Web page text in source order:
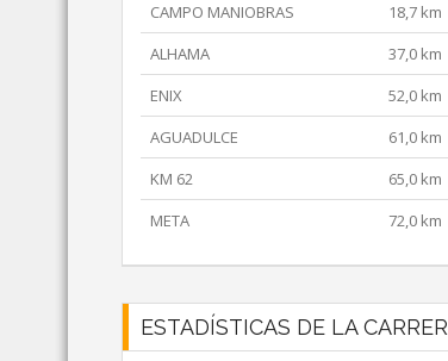
CAMPO MANIOBRAS
18,7 km
ALHAMA
37,0 km
ENIX
52,0 km
AGUADULCE
61,0 km
KM 62
65,0 km
META
72,0 km
ESTADÍSTICAS DE LA